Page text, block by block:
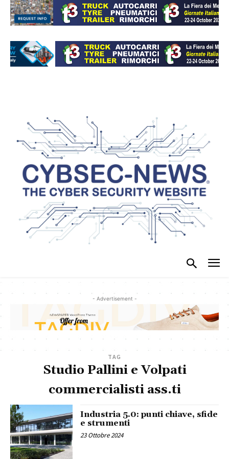
- Advertisement -
TAG
Studio Pallini e Volpati
commercialisti ass.ti
Industria 5.0: punti chiave, sfide
e strumenti
23 Ottobre 2024